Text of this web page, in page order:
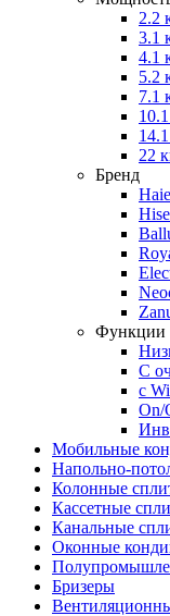
2.2
3.1
4.1
5.2
7.1
22
Бренд
Функции
С
с
On/
Мобильные
Напольно-
Колонные
Кассетные
Канальные
Оконные
Бризеры